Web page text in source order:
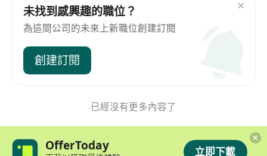
未找到感興趣的職位？
為這間公司的未來上新職位創建訂閱
創建訂閱
已經沒有更多內容了
OfferToday 立即下載